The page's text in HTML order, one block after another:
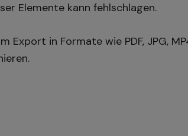
Elemente kann fehlschlagen.
Export in Formate wie PDF, JPG,